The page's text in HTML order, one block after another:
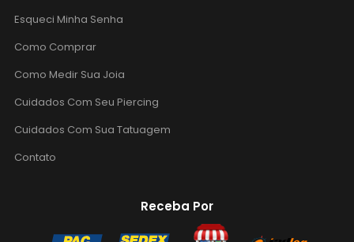
Esqueci Minha Senha
Como Comprar
Como Medir Sua Joia
Cuidados Com Seu Piercing
Cuidados Com Sua Tatuagem
Contato
Receba Por